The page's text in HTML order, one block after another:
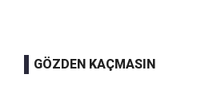
GÖZDEN KAÇMASIN